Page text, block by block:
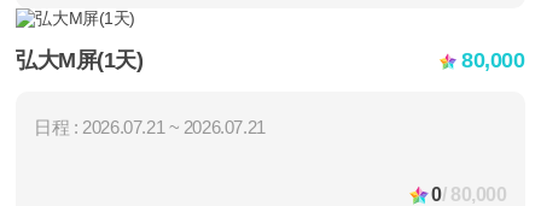
弘大M屏(1天) 80,000
日程 : 2026.07.21 ~ 2026.07.21
0/ 80,000